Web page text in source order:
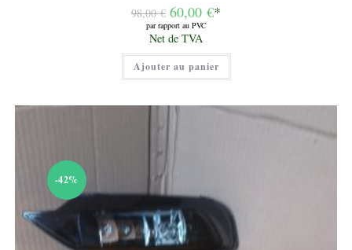
98,00€ Le
prix
initial
était :
98,00 €.
60,00 €*
par rapport au PVC
Le
prix
actuel
est :
60,00 €.
Net de TVA
Ajouter au panier
-42%